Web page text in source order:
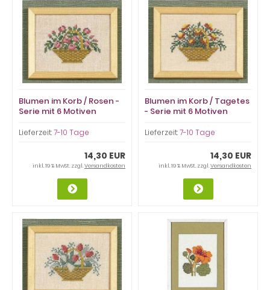
Blumen im Korb / Rosen -
Serie mit 6 Motiven
Lieferzeit:7-10 Tage
14,30 EUR
inkl. 19 % MwSt. zzgl.Versandkosten
Blumen im Korb / Tagetes
- Serie mit 6 Motiven
Lieferzeit:7-10 Tage
14,30 EUR
inkl. 19 % MwSt. zzgl.Versandkosten